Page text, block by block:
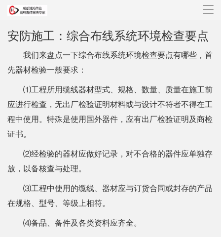
导
安防施工：综合布线系统环境检查要点
我们来盘点一下综合布线系统环境检查要点有哪些，首
先器材检验一般要求：
⑴工程所用缆线器材型式、规格、数量、质量在施工前
应进行检查，无出厂检验证明材料或与设计不符者不得在工
程中使用。特殊是使用国外器件，应有出厂检验证明及商检
证书。
⑵经检验的器材应做好记录，对不合格的器件应单独存
放，以备核查与处理。
⑶工程中使用的缆线、器材应与订货合同或封存的产品
在规格、型号、等级上相符。
⑷备品、备件及各类资料应齐全。